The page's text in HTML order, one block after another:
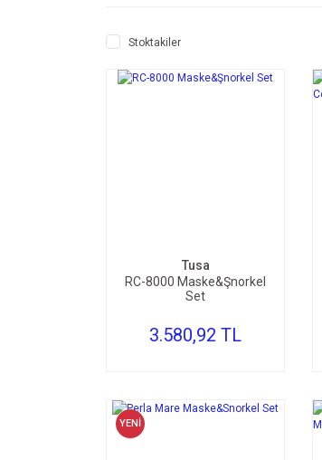
Stoktakiler
Tusa
RC-8000 Maske&Şnorkel
Set
3.580,92 TL
YENİ